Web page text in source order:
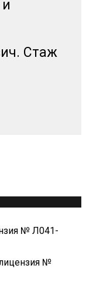
Стаж
№ Л041-
№